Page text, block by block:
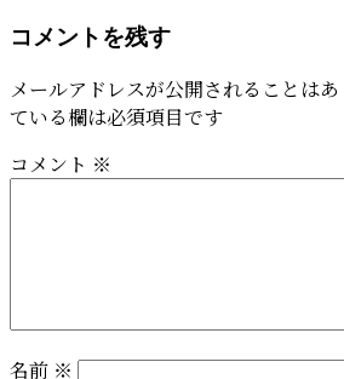
コメントを残す
メールアドレスが公開されることはあ
ている欄は必須項目です
コメント ※
名前 ※